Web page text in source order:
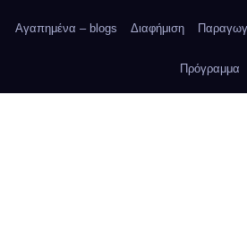
Αγαπημένα – blogs Διαφήμιση
Πρόγραμμα